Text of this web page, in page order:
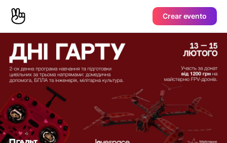
Crear evento